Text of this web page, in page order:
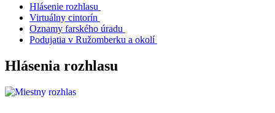
Hlásenie rozhlasu
Virtuálny cintorín
Oznamy farského úradu
Podujatia v Ružomberku a okolí
Hlásenia rozhlasu